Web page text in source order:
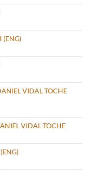
(ENG)
VIDAL TOCHE
VIDAL TOCHE